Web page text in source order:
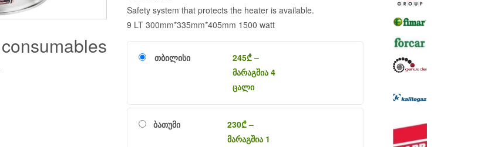
Safety system that protects the heater is available.
9 LT 300mm*335mm*405mm 1500 watt
თბილისი 245₾–
მარაგშია 4
ცალი
ბათუმი 230₾–
მარაგშია 1